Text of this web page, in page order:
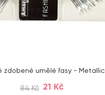
zdobené umělé řasy - Metallic
84 Kč 21 Kč